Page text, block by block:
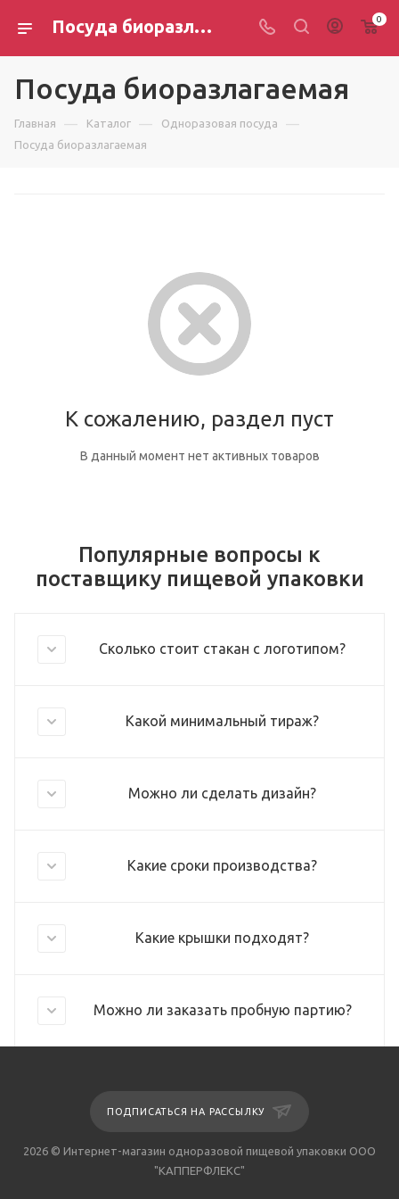
Посуда биоразлагаемая 0
Посуда биоразлагаемая
Главная — Каталог — Одноразовая посуда —
Посуда биоразлагаемая
К сожалению, раздел пуст
В данный момент нет активных товаров
Популярные вопросы к
поставщику пищевой упаковки
Сколько стоит стакан с логотипом?
Какой минимальный тираж?
Можно ли сделать дизайн?
Какие сроки производства?
Какие крышки подходят?
Можно ли заказать пробную партию?
ПОДПИСАТЬСЯ НА РАССЫЛКУ
2026 © Интернет-магазин одноразовой пищевой упаковки ООО
"КАППЕРФЛЕКС"